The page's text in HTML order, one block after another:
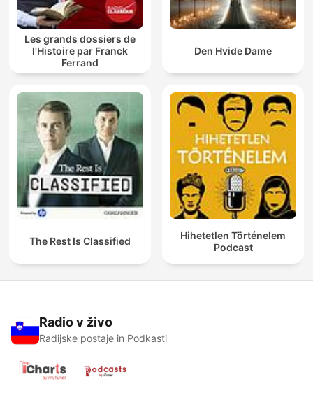
Les grands dossiers de
l'Histoire par Franck
Ferrand
Den Hvide Dame
The Rest Is Classified
Hihetetlen Történelem
Podcast
Radio v živo
Radijske postaje in Podkasti